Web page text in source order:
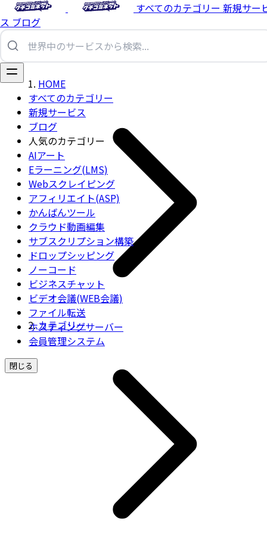
すべてのカテゴリー 新規サー
ス ブログ
すべてのカテゴリー
新規サービス
ブログ
人気のカテゴリー
AIアート
Eラーニング(LMS)
Webスクレイピング
アフィリエイト(ASP)
かんばんツール
クラウド動画編集
サブスクリプション構築
ドロップシッピング
ノーコード
ビジネスチャット
ビデオ会議(WEB会議)
ファイル転送
ホスティングサーバー
会員管理システム
閉じる
HOME
カテゴリー